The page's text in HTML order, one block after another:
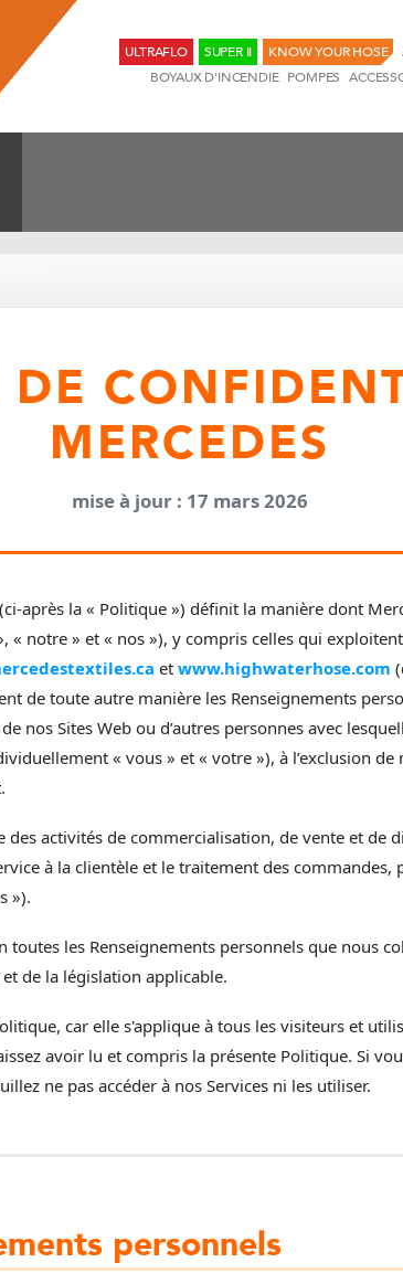
ULTRAFLO SUPER II KNOW YOUR HOSE
BOYAUX D'INCENDIE POMPES
MERCEDES
mise à jour : 17 mars 2026
après la « Politique ») définit la manière dont
« notre » et « nos »), y compris celles qui
et www.highwaterhose.com
de toute autre manière les Renseignements
nos Sites Web ou d’autres personnes avec
« vous » et « votre »), à l’exclusion
des activités de commercialisation, de vente et de
à la clientèle et le traitement des commandes,
»).
toutes les Renseignements personnels que nous
de la législation applicable.
car elle s'applique à tous les visiteurs et
avoir lu et compris la présente Politique. Si
ne pas accéder à nos Services ni les utiliser.
personnels